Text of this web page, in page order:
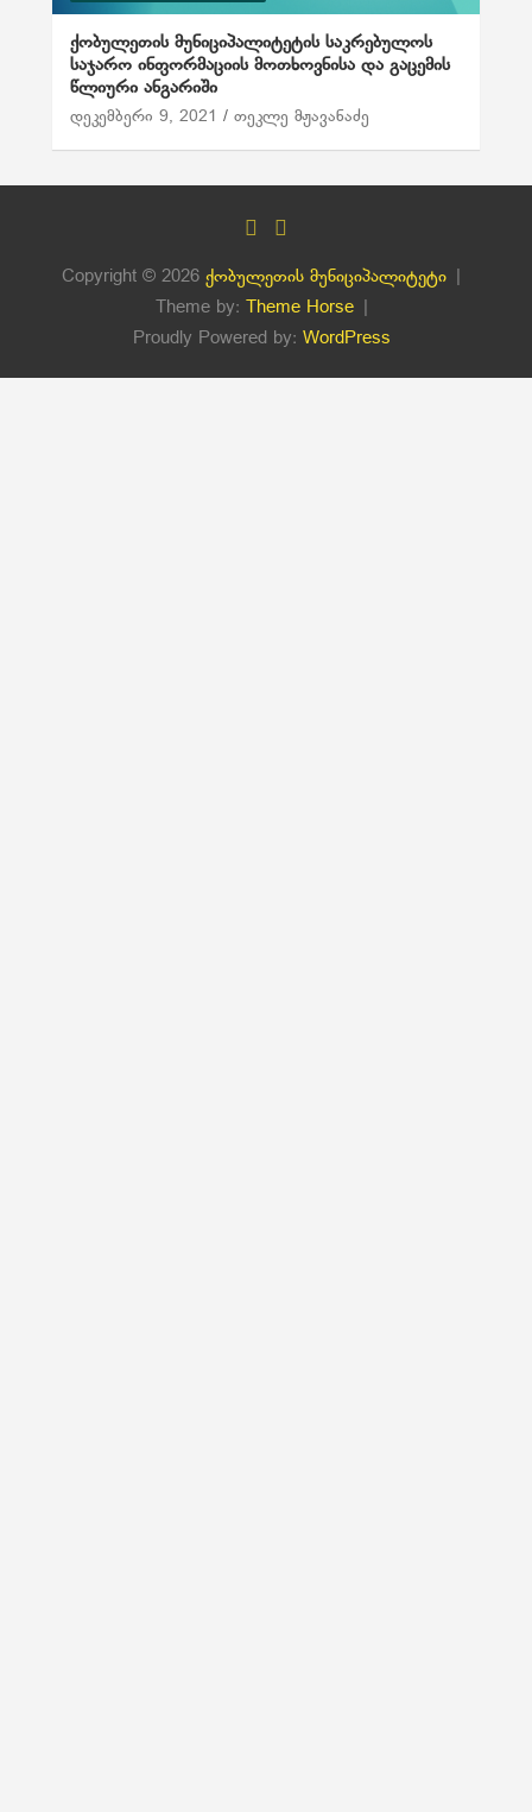
ქობულეთის მუნიციპალიტეტის საკრებულოს
საჯარო ინფორმაციის მოთხოვნისა და გაცემის
წლიური ანგარიში
დეკემბერი 9, 2021 თეკლე მჟავანაძე
Copyright © 2026 ქობულეთის მუნიციპალიტეტი
Theme by: Theme Horse
Proudly Powered by: WordPress